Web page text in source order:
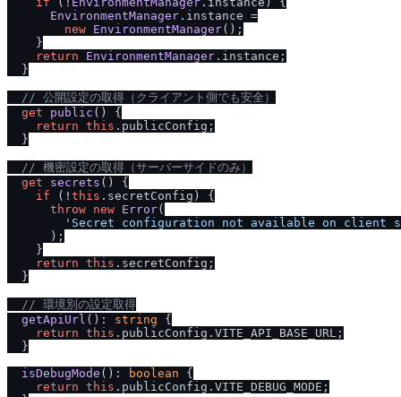
EnvironmentManager . instance =
new EnvironmentManager();
    }
return
EnvironmentManager . instance ;
  }
/ / 公開設定の取得（クライアント側でも安全）
get
public () {
return this . publicConfig ;
  }
/ / 機密設定の取得（サーバーサイドのみ）
get
secrets () {
if (! this . secretConfig ) {
throw new Error(
'Secret configuration not available on client
      );
    }
return this . secretConfig ;
  }
/ / 環境別の設定取得
getApiUrl (): string {
return this . publicConfig . VITE_API_BASE_URL ;
  }
isDebugMode (): boolean {
return this . publicConfig . VITE_DEBUG_MODE ;